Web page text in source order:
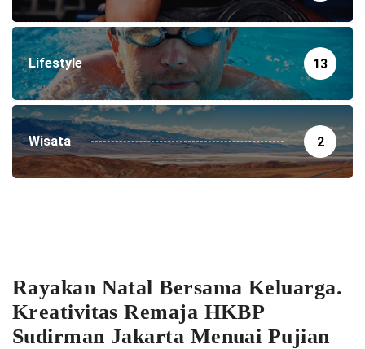
Lifestyle 13
Wisata 2
Rayakan Natal Bersama Keluarga.
Kreativitas Remaja HKBP
Sudirman Jakarta Menuai Pujian